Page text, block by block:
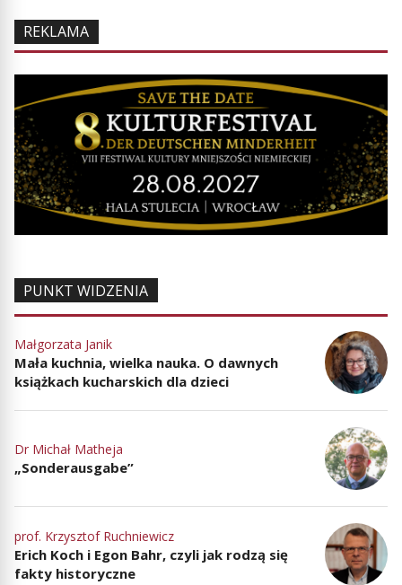
REKLAMA
PUNKT WIDZENIA
Małgorzata Janik
Mała kuchnia, wielka nauka. O dawnych
książkach kucharskich dla dzieci
Dr Michał Matheja
„Sonderausgabe”
prof. Krzysztof Ruchniewicz
Erich Koch i Egon Bahr, czyli jak rodzą się
fakty historyczne